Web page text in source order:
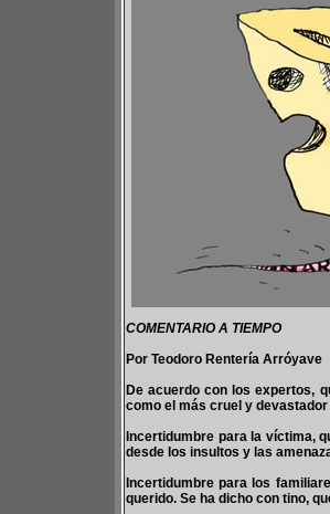
COMENTARIO A TIEMPO
Por Teodoro Rentería Arróyave
De acuerdo con los expertos,
como el más cruel y
Incertidumbre para la víctima,
desde los insultos y las
Incertidumbre para los
querido. Se ha dicho con tino,